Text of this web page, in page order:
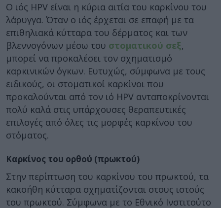
Ο ιός HPV είναι η κύρια αιτία του καρκίνου του
λάρυγγα. Όταν ο ιός έρχεται σε επαφή με τα
επιθηλιακά κύτταρα του δέρματος και των
βλεννογόνων μέσω του στοματικού σεξ,
μπορεί να προκαλέσει τον σχηματισμό
καρκινικών όγκων. Ευτυχώς, σύμφωνα με τους
ειδικούς, οι στοματικοί καρκίνοι που
προκαλούνται από τον ιό HPV ανταποκρίνονται
πολύ καλά στις υπάρχουσες θεραπευτικές
επιλογές από όλες τις μορφές καρκίνου του
στόματος.
Καρκίνος του ορθού (πρωκτού)
Στην περίπτωση του καρκίνου του πρωκτού, τα
κακοήθη κύτταρα σχηματίζονται στους ιστούς
του πρωκτού. Σύμφωνα με το Εθνικό Ινστιτούτο